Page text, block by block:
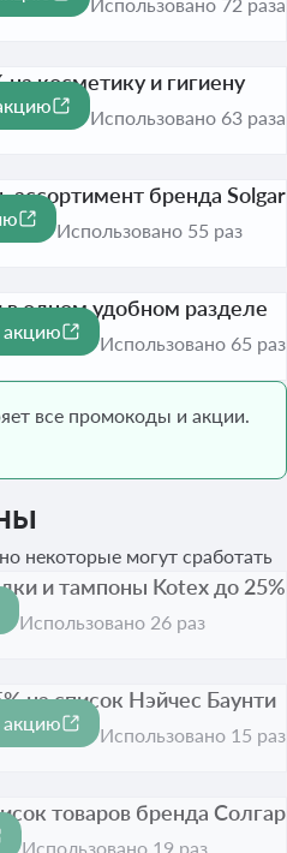
косметику и гигиену
Использовано 63 раза
ассортимент бренда Solgar
Использовано 55 раз
в одном удобном разделе
Использовано 65 раз
все промокоды и акции.
некоторые могут сработать
и тампоны Kotex до 25%
Использовано 26 раз
на список Нэйчес Баунти
истёк Использовано 15 раз
товаров бренда Солгар
Использовано 19 раз